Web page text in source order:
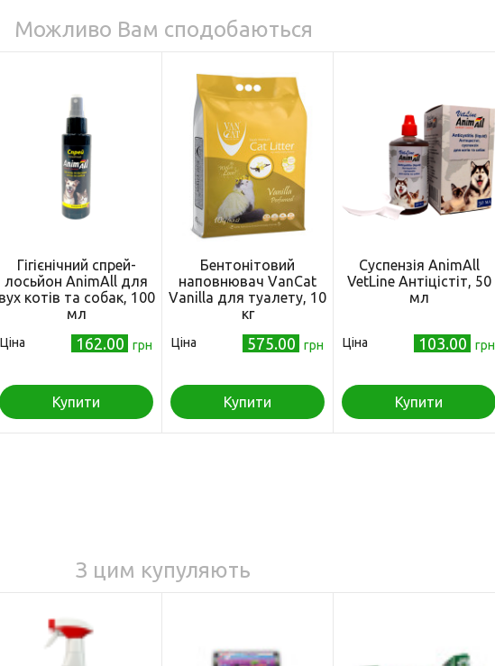
Можливо Вам сподобаються
Гігієнічний спрей-
лосьйон AnimAll для
вух котів та собак, 100
мл
Ціна 162.00 грн
Купити
Бентонітовий
наповнювач VanCat
Vanilla для туалету, 10
кг
Ціна 575.00 грн
Купити
Суспензія AnimAll
VetLine Антіцістіт, 50
мл
Ціна 103.00 грн
Купити
З цим купуляють